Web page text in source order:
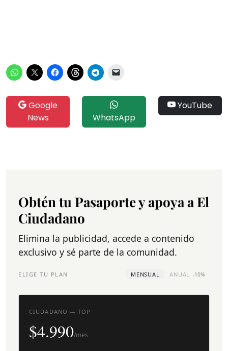
Google
News
WhatsApp
YouTube
Obtén tu Pasaporte y apoya a El
Ciudadano
Elimina la publicidad, accede a contenido
exclusivo y sé parte de la comunidad.
ELIGE TU PLAN MENSUAL ANUAL -10%
CIUDADANO — TOP
$4.990/mes